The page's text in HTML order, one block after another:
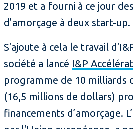
2019 et a fourni à ce jour
d’amorçage à deux start-up.
S'ajoute à cela le travail
société a lancé I&P
programme de 10 milliards
(16,5 millions de dollars)
financements d’amorçage.